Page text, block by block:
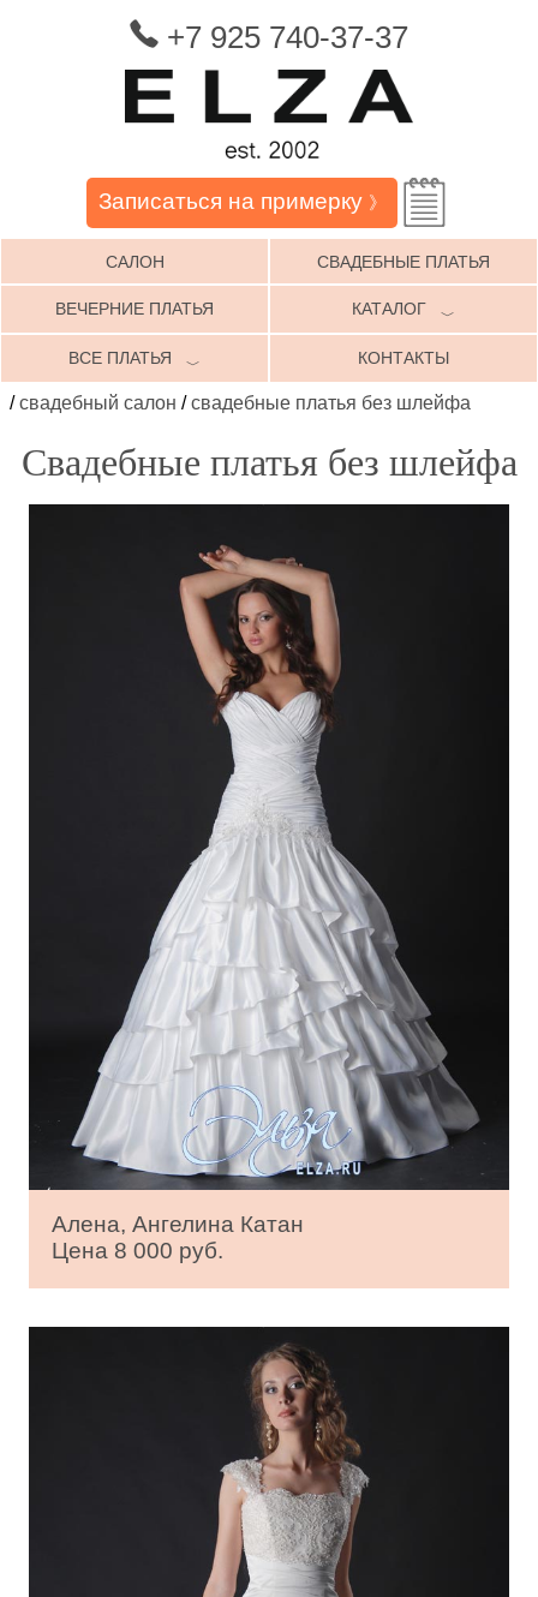
+7 925 740-37-37
Записаться на примерку 》
САЛОН СВАДЕБНЫЕ ПЛАТЬЯ
ВЕЧЕРНИЕ ПЛАТЬЯ КАТАЛОГ ﹀
ВСЕ ПЛАТЬЯ ﹀ КОНТАКТЫ
/свадебный салон /свадебные платья без шлейфа
Свадебные платья без шлейфа
Алена, Ангелина Катан
Цена 8 000 руб.